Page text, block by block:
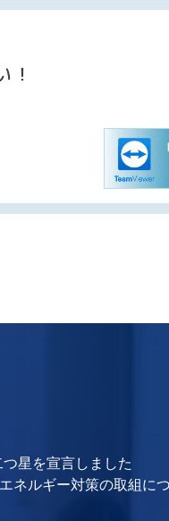
星を宣言しました
ネルギー対策の取組に